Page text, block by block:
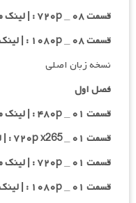
قسمت ۰۸ _ ۷۲۰p : | لینک مستقیم |
قسمت ۰۸ _ ۱۰۸۰p : | لینک مستقیم |
نسخه زبان اصلی
فصل اول
قسمت ۰۱ _ ۴۸۰p : | لینک مستقیم |
قسمت ۰۱ _ ۷۲۰p x265 : | لینک مستقیم |
قسمت ۰۱ _ ۷۲۰p : | لینک مستقیم |
قسمت ۰۱ _ ۱۰۸۰p : | لینک مستقیم |